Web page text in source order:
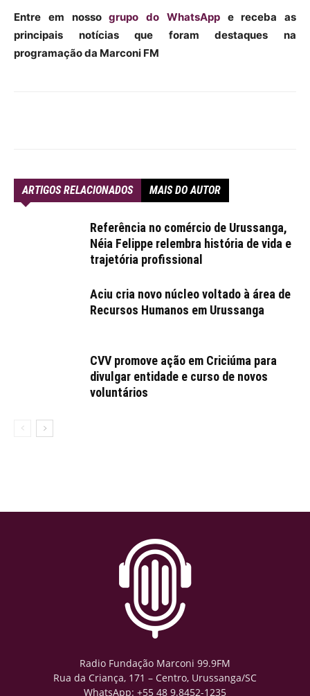
Entre em nossogrupo do WhatsAppe receba as
principais notícias que foram destaques na
programação da Marconi FM
ARTIGOS RELACIONADOS MAIS DO AUTOR
Referência no comércio de Urussanga,
Néia Felippe relembra história de vida e
trajetória profissional
Aciu cria novo núcleo voltado à área de
Recursos Humanos em Urussanga
CVV promove ação em Criciúma para
divulgar entidade e curso de novos
voluntários
Radio Fundação Marconi 99.9FM
Rua da Criança, 171 – Centro, Urussanga/SC
WhatsApp: +55 48 9.8452-1235